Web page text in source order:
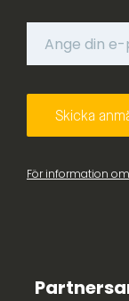
För information